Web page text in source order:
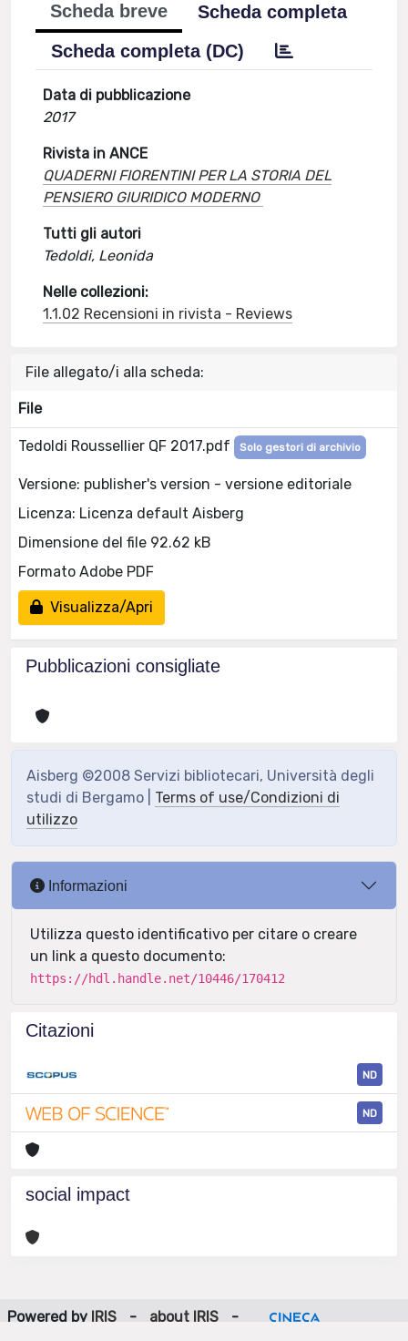
Scheda breve
Scheda completa
Scheda completa (DC)
Data di pubblicazione
2017
Rivista in ANCE
QUADERNI FIORENTINI PER LA STORIA DEL
PENSIERO GIURIDICO MODERNO
Tutti gli autori
Tedoldi, Leonida
Nelle collezioni:
1.1.02 Recensioni in rivista - Reviews
File allegato/i alla scheda:
File
Tedoldi Roussellier QF 2017.pdf Solo gestori di archivio
Versione: publisher's version - versione editoriale
Licenza: Licenza default Aisberg
Dimensione del file 92.62 kB
Formato Adobe PDF
Visualizza/Apri
Pubblicazioni consigliate
Aisberg ©2008 Servizi bibliotecari, Università degli
studi di Bergamo | Terms of use/Condizioni di
utilizzo
Informazioni
Utilizza questo identificativo per citare o creare
un link a questo documento:
https://hdl.handle.net/10446/170412
Citazioni
ND
ND
social impact
Powered by IRIS - about IRIS
-